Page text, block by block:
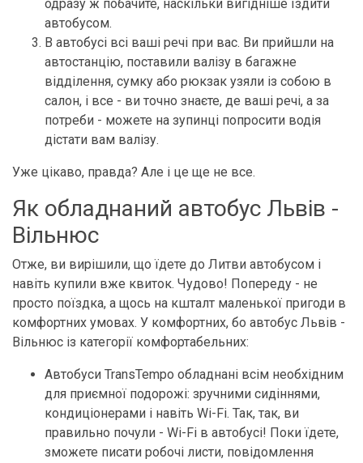
одразу ж побачите, наскільки вигідніше їздити
автобусом.
В автобусі всі ваші речі при вас. Ви прийшли на
автостанцію, поставили валізу в багажне
відділення, сумку або рюкзак узяли із собою в
салон, і все - ви точно знаєте, де ваші речі, а за
потреби - можете на зупинці попросити водія
дістати вам валізу.
Уже цікаво, правда? Але і це ще не все.
Як обладнаний автобус Львів -
Вільнюс
Отже, ви вирішили, що їдете до Литви автобусом і
навіть купили вже квиток. Чудово! Попереду - не
просто поїздка, а щось на кшталт маленької пригоди в
комфортних умовах. У комфортних, бо автобус Львів -
Вільнюс із категорії комфортабельних:
Автобуси TransTempo обладнані всім необхідним
для приємної подорожі: зручними сидіннями,
кондиціонерами і навіть Wi-Fi. Так, так, ви
правильно почули - Wi-Fi в автобусі! Поки їдете,
зможете писати робочі листи, повідомлення